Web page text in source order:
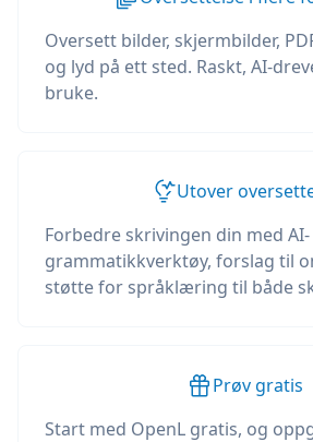
Oversett bilder, skjermbilder,
og lyd på ett sted. Raskt, AI-
bruke.
Utover
Forbedre skrivingen din med AI-
grammatikkverktøy, forslag til
støtte for språklæring til både
Prøv gratis
Start med OpenL gratis, og